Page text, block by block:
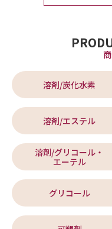
溶剤/炭化水素
溶剤/エステル
溶剤/グリコール・
エーテル
グリコール